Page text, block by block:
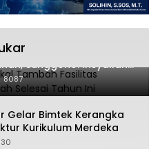
Kukar Bakal Tambah
Sunggono: Insyallah
8087
Gelar Bimtek Kerangka
Kurikulum Merdeka